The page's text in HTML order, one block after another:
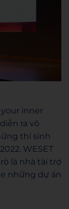
your inner
ra vô
thí sinh
WESET
là nhà tài trợ
những dự án